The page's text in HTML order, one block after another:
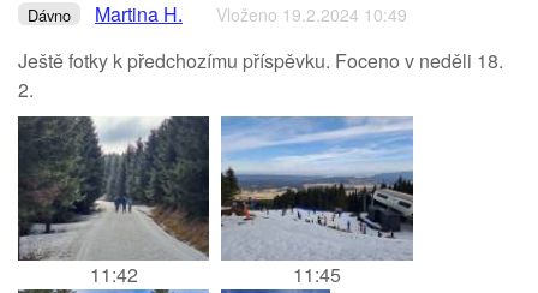
Dávno Martina H. Vloženo 19.2.2024 10:49
Ještě fotky k předchozímu příspěvku. Foceno v neděli 18.
2.
11:42 11:45